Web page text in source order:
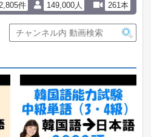
149,000人 261本
件